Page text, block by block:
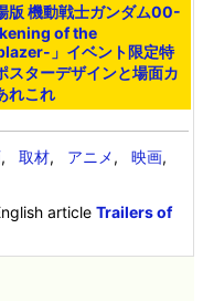
版 機動戦士ガンダム00-
of the
」イベント限定特
スターデザインと場面カ
れこれ
,取材, アニメ,映画,
articleTrailers of